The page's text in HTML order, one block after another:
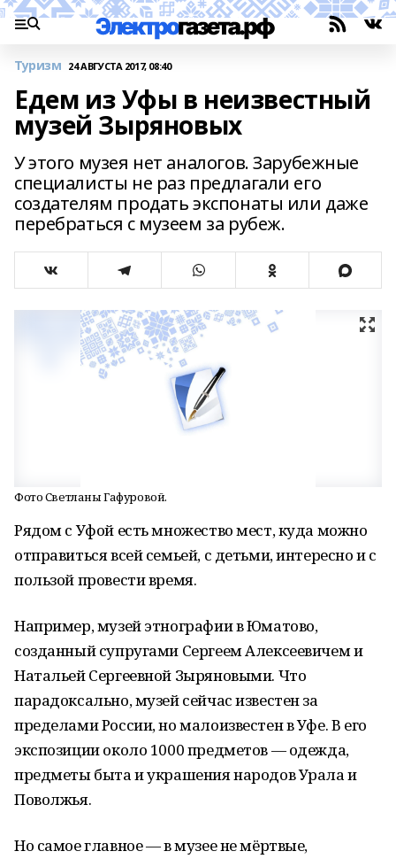
Туризм 24 АВГУСТА 2017, 08:40
Едем из Уфы в неизвестный
музей Зыряновых
У этого музея нет аналогов. Зарубежные
специалисты не раз предлагали его
создателям продать экспонаты или даже
перебраться с музеем за рубеж.
Фото Светланы Гафуровой.
Рядом с Уфой есть множество мест, куда можно
отправиться всей семьей, с детьми, интересно и с
пользой провести время.
Например, музей этнографии в Юматово,
созданный супругами Сергеем Алексеевичем и
Натальей Сергеевной Зыряновыми. Что
парадоксально, музей сейчас известен за
пределами России, но малоизвестен в Уфе. В его
экспозиции около 1000 предметов — одежда,
предметы быта и украшения народов Урала и
Поволжья.
Но самое главное — в музее не мёртвые,